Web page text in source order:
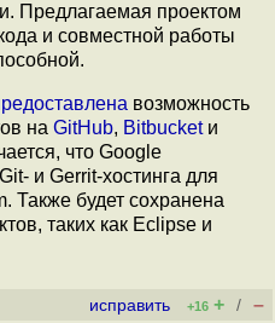
Предлагаемая проектом
и совместной работы
возможность
на GitHub, Bitbucketи
что Google
и Gerrit-хостинга для
Также будет сохранена
таких как Eclipse и
исправить +16 + / –